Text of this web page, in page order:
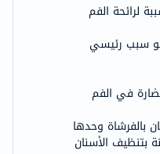
لرائحة الفم
سبب رئيسي
في الفم
بالفرشاة وحدها
بتنظيف الأسنان